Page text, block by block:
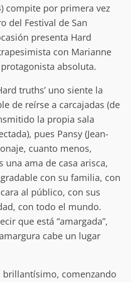
compite por primera vez
del Festival de San
presenta Hard
con Marianne
absoluta.
truths’ uno siente la
de reírse a carcajadas (de
la propia sala
pues Pansy (Jean-
cuanto menos,
una ama de casa arisca,
con su familia, con
al público, con sus
con todo el mundo.
que está “amargada”,
cabe un lugar
brillantísimo, comenzando